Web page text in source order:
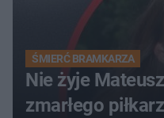
ŚMIERĆ BRAMKARZA
Nie żyje
zmarłego